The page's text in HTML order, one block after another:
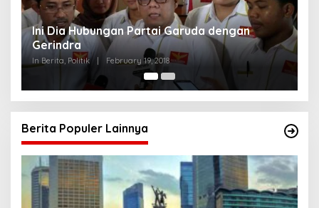
Ini Dia Hubungan Partai Garuda dengan
Gerindra
In Berita, Politik February 19, 2018
Berita Populer Lainnya